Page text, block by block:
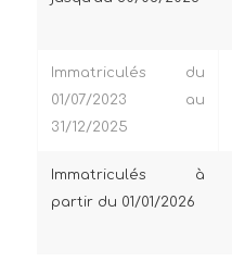
Immatriculés du
01/07/2023 au
31/12/2025
Immatriculés à
partir du 01/01/2026